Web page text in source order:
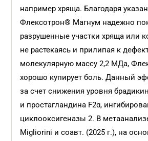
например хряща. Благодаря
Флексотрон® Магнум надежно
разрушенные участки хряща или
не растекаясь и прилипая к
молекулярную массу 2,2 МДа,
хорошо купирует боль. Данный
за счет снижения уровня
и простагландина F2α,
циклооксигеназы 2. В
Migliorini и соавт. (2025 г.), на